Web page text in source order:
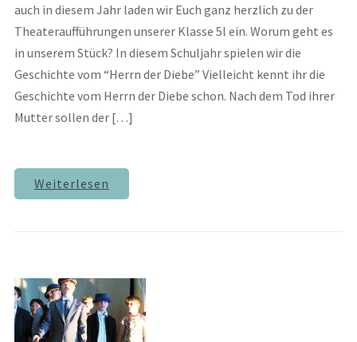
auch in diesem Jahr laden wir Euch ganz herzlich zu der
Theateraufführungen unserer Klasse 5l ein. Worum geht es
in unserem Stück? In diesem Schuljahr spielen wir die
Geschichte vom “Herrn der Diebe” Vielleicht kennt ihr die
Geschichte vom Herrn der Diebe schon. Nach dem Tod ihrer
Mutter sollen der […]
Weiterlesen